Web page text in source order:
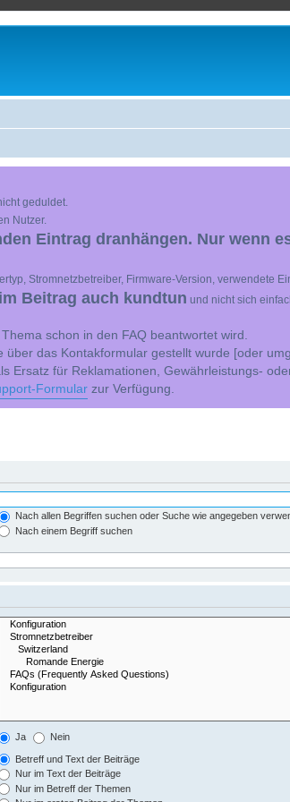
geduldet.
Nutzer.
Eintrag dranhängen. Nur wenn
Stromnetzbetreiber, Firmware-Version, verwendete
Beitrag auch kundtun und nicht sich
schon in den FAQ beantwortet wird.
das Kontakformular gestellt wurde [oder
Ersatz für Reklamationen, Gewährleistungs-
Formular zur Verfügung.
Nach allen Begriffen suchen oder Suche wie angegeben
Nach einem Begriff suchen
Ja Nein
Betreff und Text der Beiträge
Nur im Text der Beiträge
Nur im Betreff der Themen